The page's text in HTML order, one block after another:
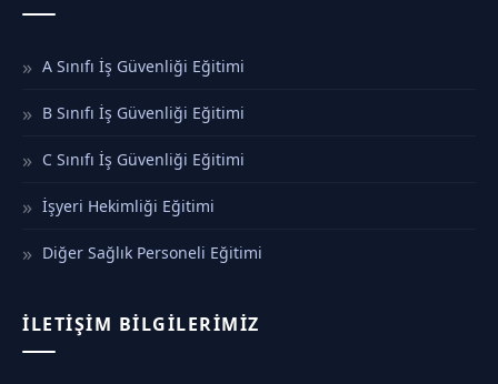
A Sınıfı İş Güvenliği Eğitimi
B Sınıfı İş Güvenliği Eğitimi
C Sınıfı İş Güvenliği Eğitimi
İşyeri Hekimliği Eğitimi
Diğer Sağlık Personeli Eğitimi
İLETIŞIM BILGILERIMIZ